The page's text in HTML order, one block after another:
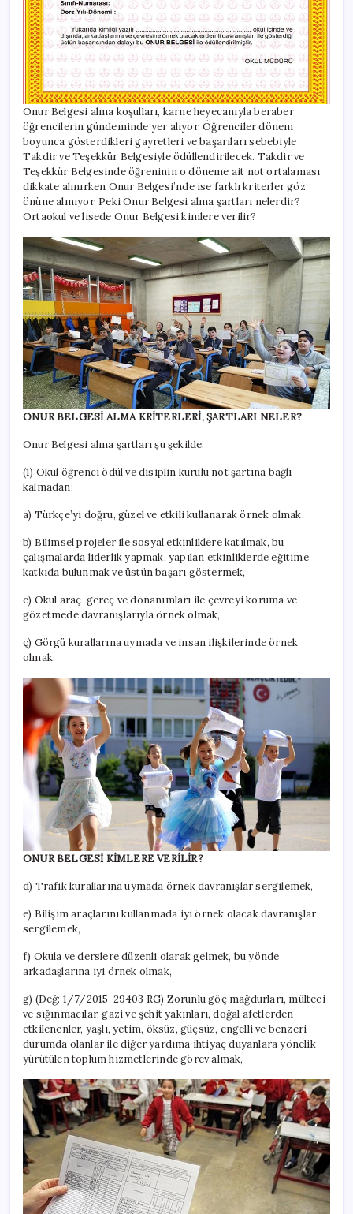
nelerdir?
Ortaokul
ve
lisede
Onur
Belgesi
kimlere
verilir,
not
ortalaması
şartı
var
mı?
için
Onur Belgesi alma koşulları, karne heyecanıyla beraber
öğrencilerin gündeminde yer alıyor. Öğrenciler dönem
boyunca gösterdikleri gayretleri ve başarıları sebebiyle
Takdir ve Teşekkür Belgesiyle ödüllendirilecek. Takdir ve
Teşekkür Belgesinde öğreninin o döneme ait not ortalaması
dikkate alınırken Onur Belgesi’nde ise farklı kriterler göz
önüne alınıyor. Peki Onur Belgesi alma şartları nelerdir?
Ortaokul ve lisede Onur Belgesi kimlere verilir?
ONUR BELGESİ ALMA KRİTERLERİ, ŞARTLARI NELER?
Onur Belgesi alma şartları şu şekilde:
(1) Okul öğrenci ödül ve disiplin kurulu not şartına bağlı
kalmadan;
a) Türkçe’yi doğru, güzel ve etkili kullanarak örnek olmak,
b) Bilimsel projeler ile sosyal etkinliklere katılmak, bu
çalışmalarda liderlik yapmak, yapılan etkinliklerde eğitime
katkıda bulunmak ve üstün başarı göstermek,
c) Okul araç-gereç ve donanımları ile çevreyi koruma ve
gözetmede davranışlarıyla örnek olmak,
ç) Görgü kurallarına uymada ve insan ilişkilerinde örnek
olmak,
ONUR BELGESİ KİMLERE VERİLİR?
d) Trafik kurallarına uymada örnek davranışlar sergilemek,
e) Bilişim araçlarını kullanmada iyi örnek olacak davranışlar
sergilemek,
f) Okula ve derslere düzenli olarak gelmek, bu yönde
arkadaşlarına iyi örnek olmak,
g) (Değ: 1/7/2015-29403 RG) Zorunlu göç mağdurları, mülteci
ve sığınmacılar, gazi ve şehit yakınları, doğal afetlerden
etkilenenler, yaşlı, yetim, öksüz, güçsüz, engelli ve benzeri
durumda olanlar ile diğer yardıma ihtiyaç duyanlara yönelik
yürütülen toplum hizmetlerinde görev almak,